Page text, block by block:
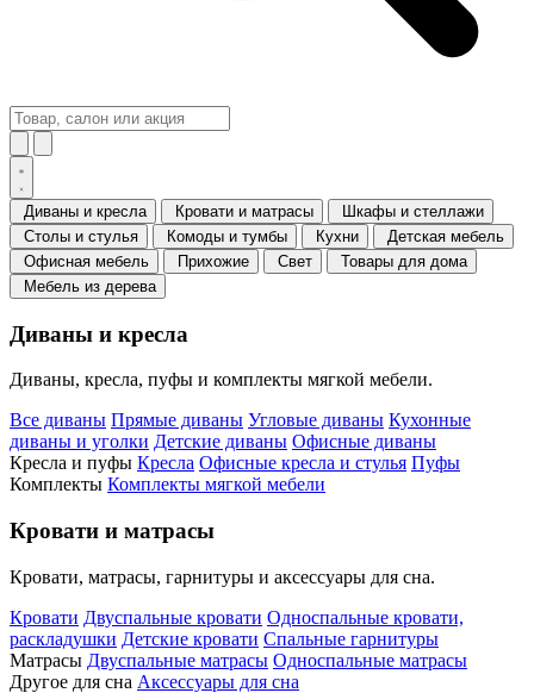
Диваны и кресла Кровати и матрасы
Шкафы и стеллажи
Столы и стулья
Комоды и тумбы Кухни
Детская мебель
Офисная мебель
Прихожие Свет
Товары для дома
Мебель из дерева
Диваны и кресла
Диваны, кресла, пуфы и комплекты мягкой мебели.
Все диваны Прямые диваны Угловые диваны Кухонные
диваны и уголки Детские диваны Офисные диваны
Кресла и пуфы Кресла Офисные кресла и стулья Пуфы
Комплекты Комплекты мягкой мебели
Кровати и матрасы
Кровати, матрасы, гарнитуры и аксессуары для сна.
Кровати Двуспальные кровати Односпальные кровати,
раскладушки Детские кровати Спальные гарнитуры
Матрасы Двуспальные матрасы Односпальные матрасы
Другое для сна Аксессуары для сна